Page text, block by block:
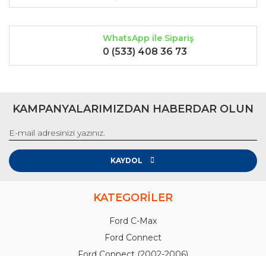
WhatsApp ile Sipariş
0 (533) 408 36 73
KAMPANYALARIMIZDAN HABERDAR OLUN
KAYDOL
KATEGORİLER
Ford C-Max
Ford Connect